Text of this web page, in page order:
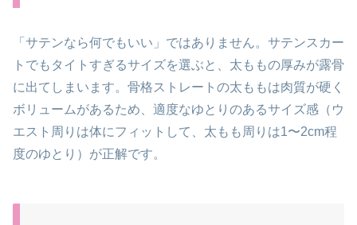
「サテンなら何でもいい」ではありません。サテンスカー
トでもタイトすぎるサイズを選ぶと、太ももの厚みが露骨
に出てしまいます。骨格ストレートの太ももは肉質が硬く
ボリュームがあるため、適度なゆとりのあるサイズ感（ウ
エスト周りは体にフィットして、太もも周りは1〜2cm程
度のゆとり）が正解です。